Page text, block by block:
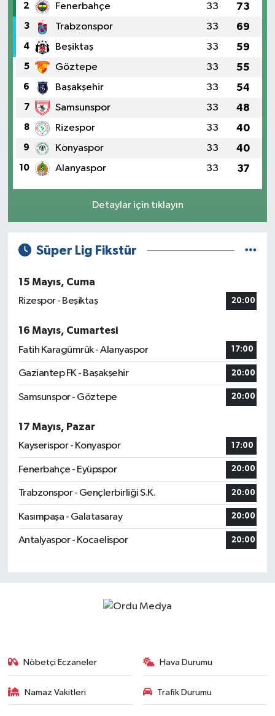
2 Fenerbahçe 33 73
3 Trabzonspor 33 69
4 Beşiktaş 33 59
5 Göztepe 33 55
6 Başakşehir 33 54
7 Samsunspor 33 48
8 Rizespor 33 40
9 Konyaspor 33 40
10 Alanyaspor 33 37
Detaylar için tıklayın
Süper Lig Fikstür
15 Mayıs, Cuma
Rizespor - Beşiktaş
20:00
16 Mayıs, Cumartesi
Fatih Karagümrük - Alanyaspor
17:00
Gaziantep FK - Başakşehir 20:00
Samsunspor - Göztepe 20:00
17 Mayıs, Pazar
Kayserispor - Konyaspor
17:00
Fenerbahçe - Eyüpspor 20:00
Trabzonspor - Gençlerbirliği S.K. 20:00
Kasımpaşa - Galatasaray 20:00
Antalyaspor - Kocaelispor 20:00
Nöbetçi Eczaneler Hava Durumu
Namaz Vakitleri Trafik Durumu